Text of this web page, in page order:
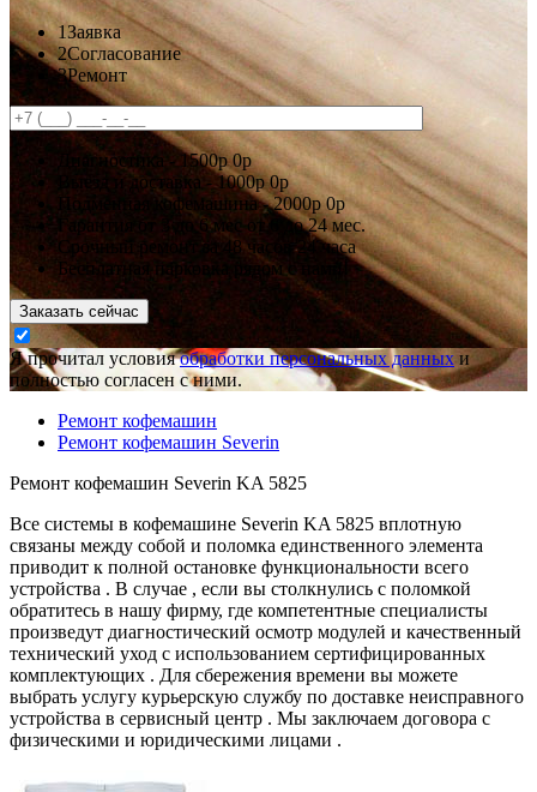
1Заявка
2Согласование
3Ремонт
Диагностика -1500р0р
Выезд и доставка -1000р0р
Подменная кофемашина -2000р0р
Гарантия
от 3 до 6 месот 6 до 24 мес.
Срочный ремонт за 48 часов 24 часа
Бесплатная парковка рядом с нами!
Заказать сейчас
Я прочитал условияобработки персональных данных и
полностью согласен с ними.
Ремонт кофемашин
Ремонт кофемашин Severin
Ремонт кофемашин Severin KA 5825
Все системы в кофемашине Severin KA 5825 вплотную
связаны между собой и поломка единственного элемента
приводит к полной остановке функциональности всего
устройства . В случае , если вы столкнулись с поломкой
обратитесь в нашу фирму, где компетентные специалисты
произведут диагностический осмотр модулей и качественный
технический уход с использованием сертифицированных
комплектующих . Для сбережения времени вы можете
выбрать услугу курьерскую службу по доставке неисправного
устройства в сервисный центр . Мы заключаем договора с
физическими и юридическими лицами .